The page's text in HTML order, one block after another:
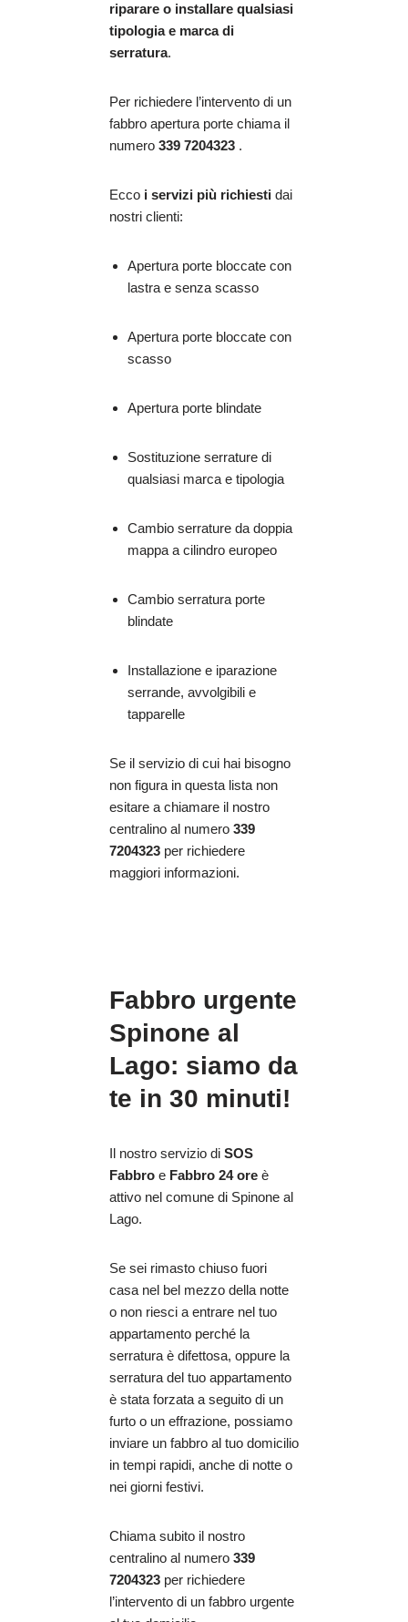
riparare o installare qualsiasi
tipologia e marca di
serratura.
Per richiedere l’intervento di un
fabbro apertura porte chiama il
numero 339 7204323 .
Ecco i servizi più richiesti dai
nostri clienti:
Apertura porte bloccate con
lastra e senza scasso
Apertura porte bloccate con
scasso
Apertura porte blindate
Sostituzione serrature di
qualsiasi marca e tipologia
Cambio serrature da doppia
mappa a cilindro europeo
Cambio serratura porte
blindate
Installazione e iparazione
serrande, avvolgibili e
tapparelle
Se il servizio di cui hai bisogno
non figura in questa lista non
esitare a chiamare il nostro
centralino al numero 339
7204323 per richiedere
maggiori informazioni.
Fabbro urgente
Spinone al
Lago: siamo da
te in 30 minuti!
Il nostro servizio di SOS
Fabbro e Fabbro 24 ore è
attivo nel comune di Spinone al
Lago.
Se sei rimasto chiuso fuori
casa nel bel mezzo della notte
o non riesci a entrare nel tuo
appartamento perché la
serratura è difettosa, oppure la
serratura del tuo appartamento
è stata forzata a seguito di un
furto o un effrazione, possiamo
inviare un fabbro al tuo domicilio
in tempi rapidi, anche di notte o
nei giorni festivi.
Chiama subito il nostro
centralino al numero 339
7204323 per richiedere
l’intervento di un fabbro urgente